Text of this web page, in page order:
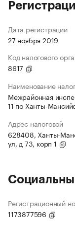
Дата регистрации
27 ноября 2019
Код налогового
8617
Наименование
Межрайонная
11 по Ханты-
Адрес налоговой
628408, Ханты-
ул, д 73, корп 1
Регистрационный
1173877596